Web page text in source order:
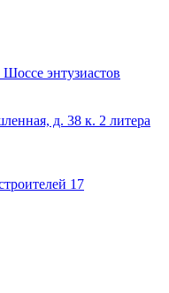
энтузиастов
д. 38 к. 2 литера
17